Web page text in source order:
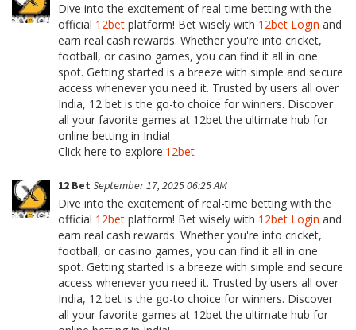
Dive into the excitement of real-time betting with the
official 12bet platform! Bet wisely with 12bet Login and
earn real cash rewards. Whether you're into cricket,
football, or casino games, you can find it all in one
spot. Getting started is a breeze with simple and secure
access whenever you need it. Trusted by users all over
India, 12 bet is the go-to choice for winners. Discover
all your favorite games at 12bet the ultimate hub for
online betting in India!
Click here to explore:12bet
12 Bet September 17, 2025 06:25 AM
Dive into the excitement of real-time betting with the
official 12bet platform! Bet wisely with 12bet Login and
earn real cash rewards. Whether you're into cricket,
football, or casino games, you can find it all in one
spot. Getting started is a breeze with simple and secure
access whenever you need it. Trusted by users all over
India, 12 bet is the go-to choice for winners. Discover
all your favorite games at 12bet the ultimate hub for